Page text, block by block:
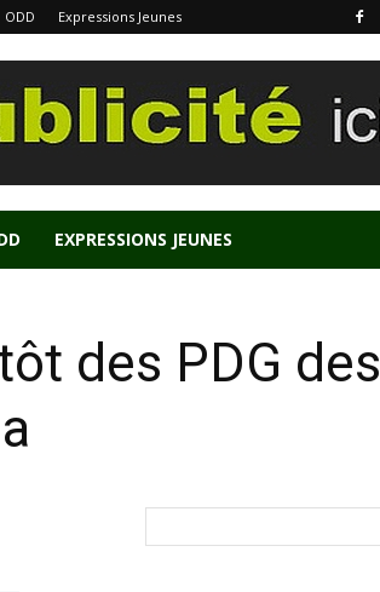
ODD Expressions Jeunes
EXPRESSIONS JEUNES
des PDG des